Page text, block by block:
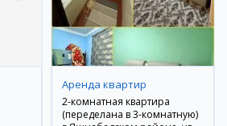
Аренда квартир
2-комнатная квартира
(переделана в 3-комнатную)